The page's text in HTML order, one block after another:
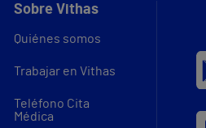
Sobre Vithas
Quiénes somos
Trabajar en Vithas
Teléfono Cita
Médica